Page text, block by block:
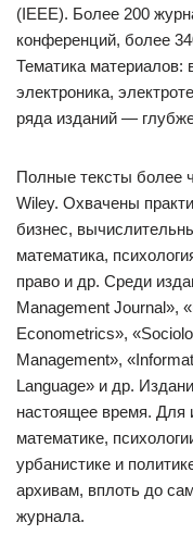
(IEEE). Более 200
конференций, более
Тематика материалов:
электроника,
ряда изданий —
Полные тексты более
Wiley. Охвачены
бизнес,
математика,
право и др. Среди
Management Journal»,
Econometrics»,
Management»,
Language» и др.
настоящее время. Для
математике,
урбанистике и
архивам, вплоть до
журнала.